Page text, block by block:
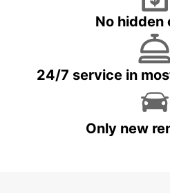
No hidden
24/7 service in
Only new